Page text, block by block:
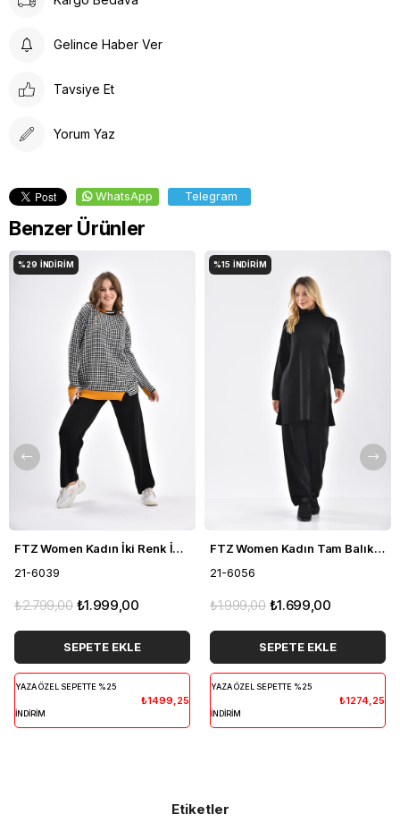
Gelince Haber Ver
Tavsiye Et
Yorum Yaz
WhatsApp Telegram
Benzer Ürünler
FTZ Women Kadın İki Renk İkili Takım Siyah 21-6039
21-6039
₺1.999,00
₺2.799,00
SEPETE EKLE
YAZA ÖZEL SEPETTE %25
İNDİRİM
₺1499,25
%29 İNDIRIM
FTZ Women Kadın Tam Balıkçı İkili Takım Siyah 21-6056
21-6056
₺1.699,00
₺1.999,00
SEPETE EKLE
YAZA ÖZEL SEPETTE %25
İNDİRİM
₺1274,25
%15 İNDIRIM
Etiketler